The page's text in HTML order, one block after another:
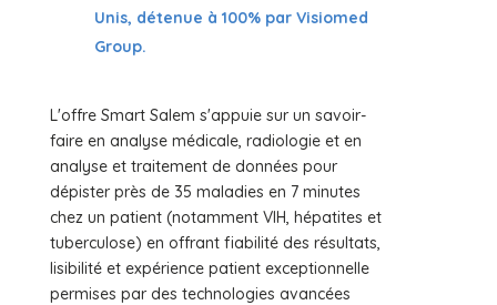
Unis, détenue à 100% par Visiomed
Group.
L'offre Smart Salem s'appuie sur un savoir-
faire en analyse médicale, radiologie et en
analyse et traitement de données pour
dépister près de 35 maladies en 7 minutes
chez un patient (notamment VIH, hépatites et
tuberculose) en offrant fiabilité des résultats,
lisibilité et expérience patient exceptionnelle
permises par des technologies avancées